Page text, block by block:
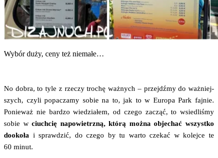
Wybór duży, ceny też niemałe…
No dobra, to tyle z rze­czy tro­chę waż­nych – przejdź­my do waż­niej­
szych, czy­li popa­cza­my sobie na to, jak to w Euro­pa Park faj­nie.
Ponie­waż nie bar­dzo wie­dzia­łem, od cze­go zacząć, to wsie­dli­śmy
sobie wciuch­cię napo­wietrz­ną, któ­rą moż­na obje­chać wszyst­ko
dooko­ła i spraw­dzić, do cze­go by tu war­to cze­kać w kolej­ce te
60 minut.